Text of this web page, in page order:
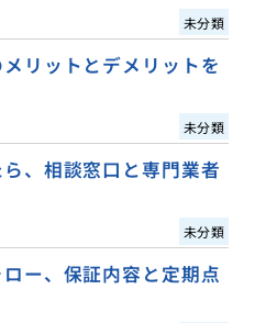
未分類
リットとデメリットを
未分類
、相談窓口と専門業者
未分類
ー、保証内容と定期点